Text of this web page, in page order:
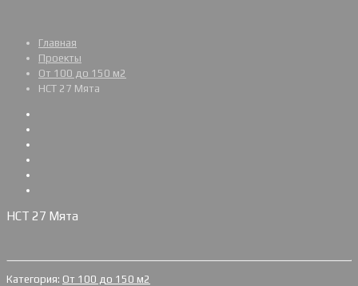
Главная
Проекты
От 100 до 150 м2
НСТ 27 Мята
НСТ 27 Мята
Категория: От 100 до 150 м2